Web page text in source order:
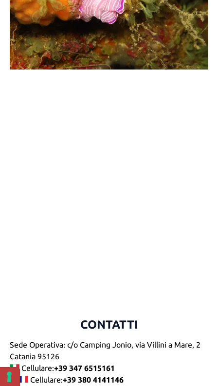
CONTATTI
Sede Operativa: c/o Camping Jonio, via Villini a Mare, 2
Catania 95126
Cellulare:+39 347 6515161
Cellulare:+39 380 4141146